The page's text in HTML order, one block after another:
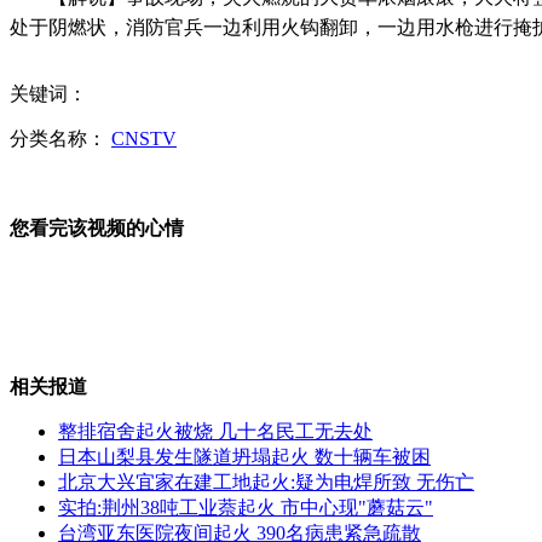
"速生鸡"追踪:"六和鸡"8次被检不合格
处于阴燃状，消防官兵一边利用火钩翻卸，一边用水枪进行掩
关键词：
分类名称： CNSTV
您看完该视频的心情
相关报道
整排宿舍起火被烧 几十名民工无去处
日本山梨县发生隧道坍塌起火 数十辆车被困
北京大兴宜家在建工地起火:疑为电焊所致 无伤亡
实拍:荆州38吨工业萘起火 市中心现"蘑菇云"
台湾亚东医院夜间起火 390名病患紧急疏散